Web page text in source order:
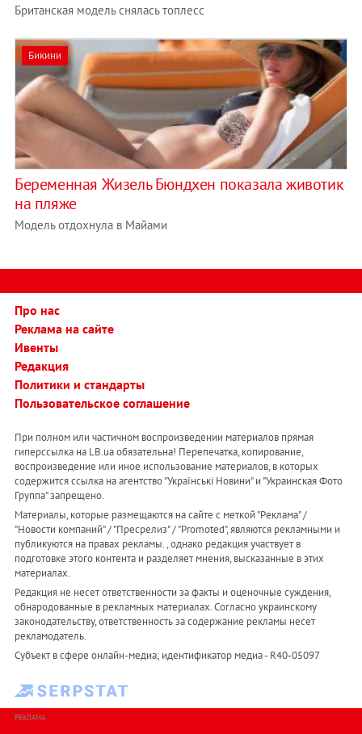
Британская модель снялась топлесс
Бикини
Беременная Жизель Бюндхен показала животик
на пляже
Модель отдохнула в Майами
Про нас
Реклама на сайте
Ивенты
Редакция
Политики и стандарты
Пользовательское соглашение
При полном или частичном воспроизведении материалов прямая
гиперссылка на LB.ua обязательна! Перепечатка, копирование,
воспроизведение или иное использование материалов, в которых
содержится ссылка на агентство "Українськi Новини" и "Украинская Фото
Группа" запрещено.
Материалы, которые размещаются на сайте с меткой "Реклама" /
"Новости компаний" / "Пресрелиз" / "Promoted", являются рекламными и
публикуются на правах рекламы. , однако редакция участвует в
подготовке этого контента и разделяет мнения, высказанные в этих
материалах.
Редакция не несет ответственности за факты и оценочные суждения,
обнародованные в рекламных материалах. Согласно украинскому
законодательству, ответственность за содержание рекламы несет
рекламодатель.
Субъект в сфере онлайн-медиа; идентификатор медиа - R40-05097
РЕКЛАМА